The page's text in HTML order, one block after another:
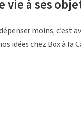
vie à ses
moins, c’est
idées chez Box à la